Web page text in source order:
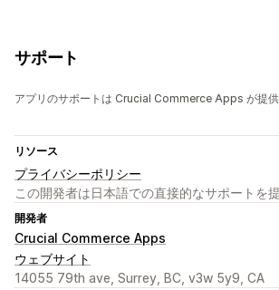
サポート
アプリのサポートは Crucial Commerce Apps が提供
リソース
プライバシーポリシー
この開発者は日本語での直接的なサポートを
開発者
Crucial Commerce Apps
ウェブサイト
14055 79th ave, Surrey, BC, v3w 5y9, CA